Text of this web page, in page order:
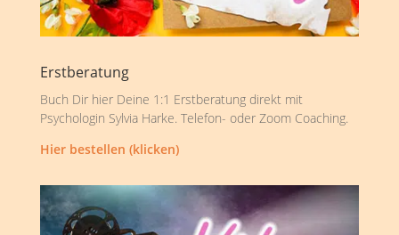
Erstberatung
Buch Dir hier Deine 1:1 Erstberatung direkt mit
Psychologin Sylvia Harke. Telefon- oder Zoom Coaching.
Hier bestellen (klicken)